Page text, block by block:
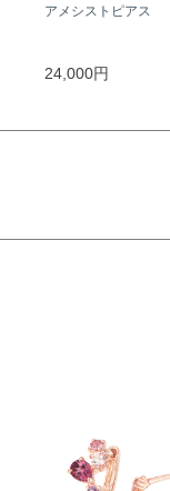
アメシストピアス
24,000円